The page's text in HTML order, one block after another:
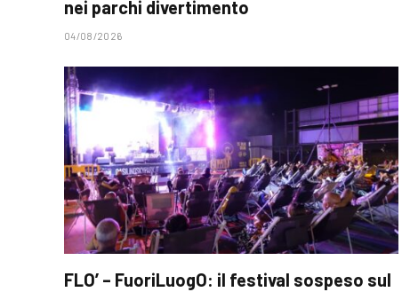
nei parchi divertimento
04/08/2026
FLO’ – FuoriLuogO: il festival sospeso sul